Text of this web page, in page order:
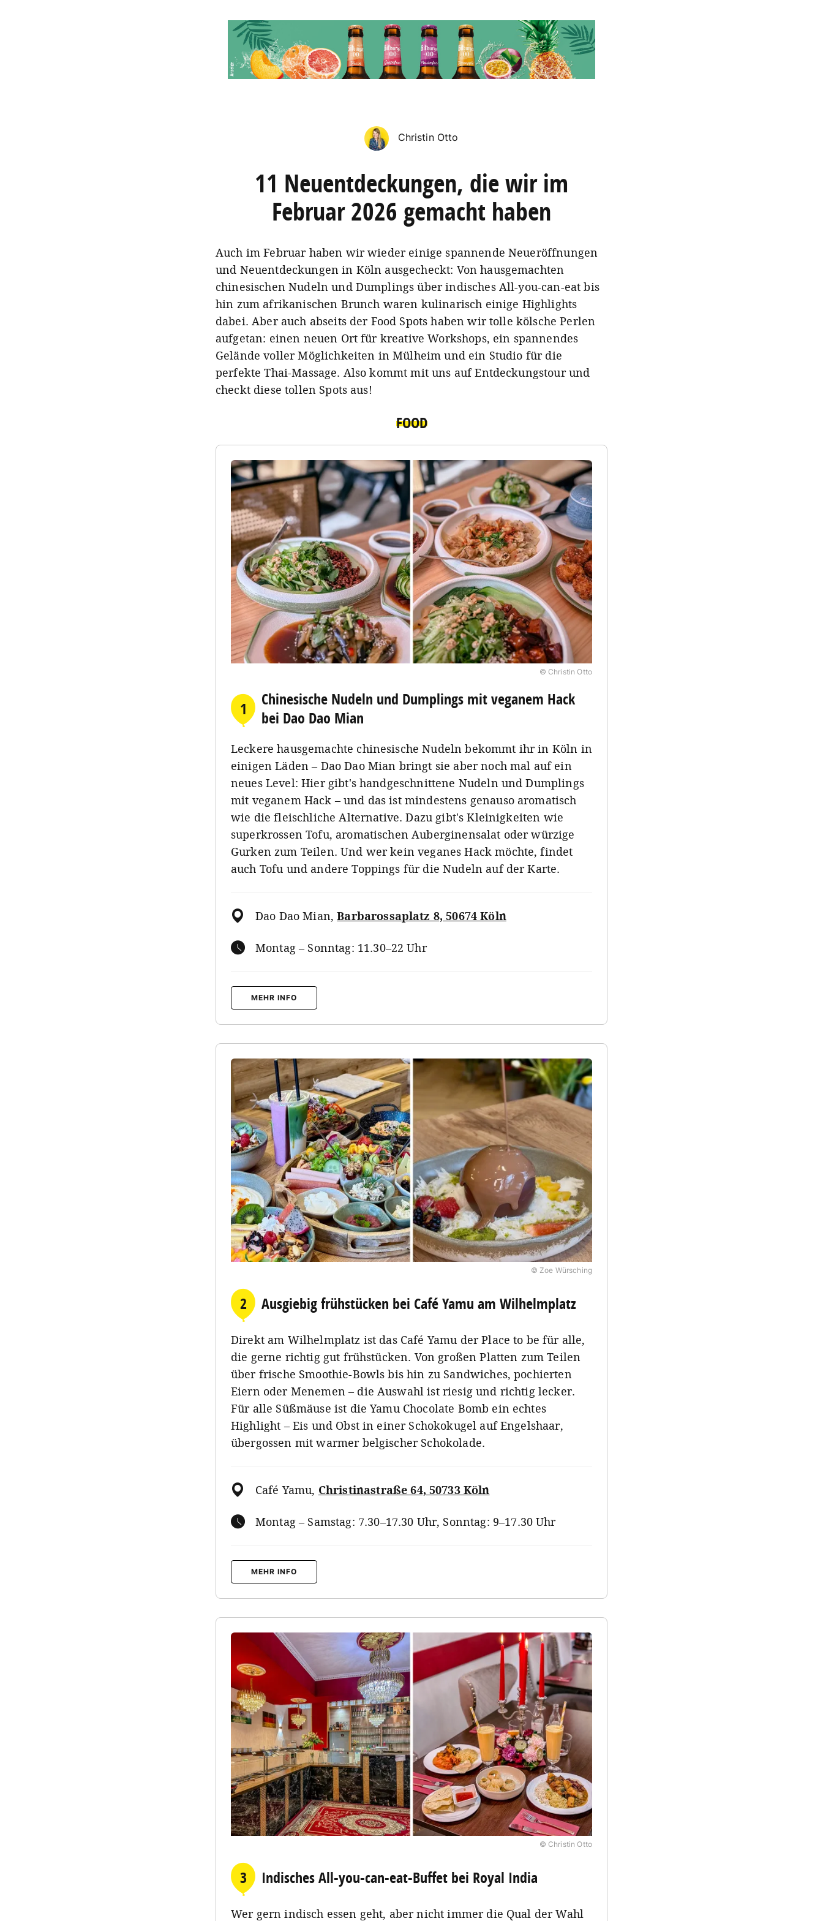
Christin Otto
11 Neuentdeckungen, die wir im
Februar 2026 gemacht haben
Auch im Februar haben wir wieder einige spannende Neueröffnungen
und Neuentdeckungen in Köln ausgecheckt: Von hausgemachten
chinesischen Nudeln und Dumplings über indisches All-you-can-eat bis
hin zum afrikanischen Brunch waren kulinarisch einige Highlights
dabei. Aber auch abseits der Food Spots haben wir tolle kölsche Perlen
aufgetan: einen neuen Ort für kreative Workshops, ein spannendes
Gelände voller Möglichkeiten in Mülheim und ein Studio für die
perfekte Thai-Massage. Also kommt mit uns auf Entdeckungstour und
checkt diese tollen Spots aus!
FOOD
© Christin Otto
1
Chinesische Nudeln und Dumplings mit veganem Hack
bei Dao Dao Mian
Leckere hausgemachte chinesische Nudeln bekommt ihr in Köln in
einigen Läden – Dao Dao Mian bringt sie aber noch mal auf ein
neues Level: Hier gibt's handgeschnittene Nudeln und Dumplings
mit veganem Hack – und das ist mindestens genauso aromatisch
wie die fleischliche Alternative. Dazu gibt's Kleinigkeiten wie
superkrossen Tofu, aromatischen Auberginensalat oder würzige
Gurken zum Teilen. Und wer kein veganes Hack möchte, findet
auch Tofu und andere Toppings für die Nudeln auf der Karte.
Dao Dao Mian,Barbarossaplatz 8, 50674 Köln
Montag – Sonntag: 11.30–22 Uhr
MEHR INFO
© Zoe Würsching
2 Ausgiebig frühstücken bei Café Yamu am Wilhelmplatz
Direkt am Wilhelmplatz ist das Café Yamu der Place to be für alle,
die gerne richtig gut frühstücken. Von großen Platten zum Teilen
über frische Smoothie-Bowls bis hin zu Sandwiches, pochierten
Eiern oder Menemen – die Auswahl ist riesig und richtig lecker.
Für alle Süßmäuse ist die Yamu Chocolate Bomb ein echtes
Highlight – Eis und Obst in einer Schokokugel auf Engelshaar,
übergossen mit warmer belgischer Schokolade.
Café Yamu, Christinastraße 64, 50733 Köln
Montag – Samstag: 7.30–17.30 Uhr, Sonntag: 9–17.30 Uhr
MEHR INFO
© Christin Otto
3 Indisches All-you-can-eat-Buffet bei Royal India
Wer gern indisch essen geht, aber nicht immer die Qual der Wahl